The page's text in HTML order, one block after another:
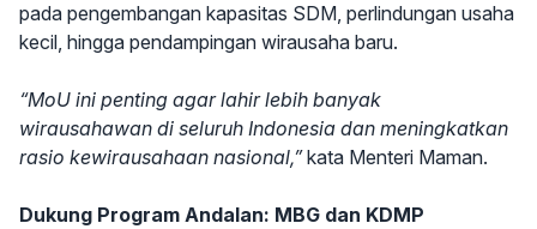
pada pengembangan kapasitas SDM, perlindungan usaha
kecil, hingga pendampingan wirausaha baru.
“MoU ini penting agar lahir lebih banyak
wirausahawan di seluruh Indonesia dan meningkatkan
rasio kewirausahaan nasional,”kata Menteri Maman.
Dukung Program Andalan: MBG dan KDMP